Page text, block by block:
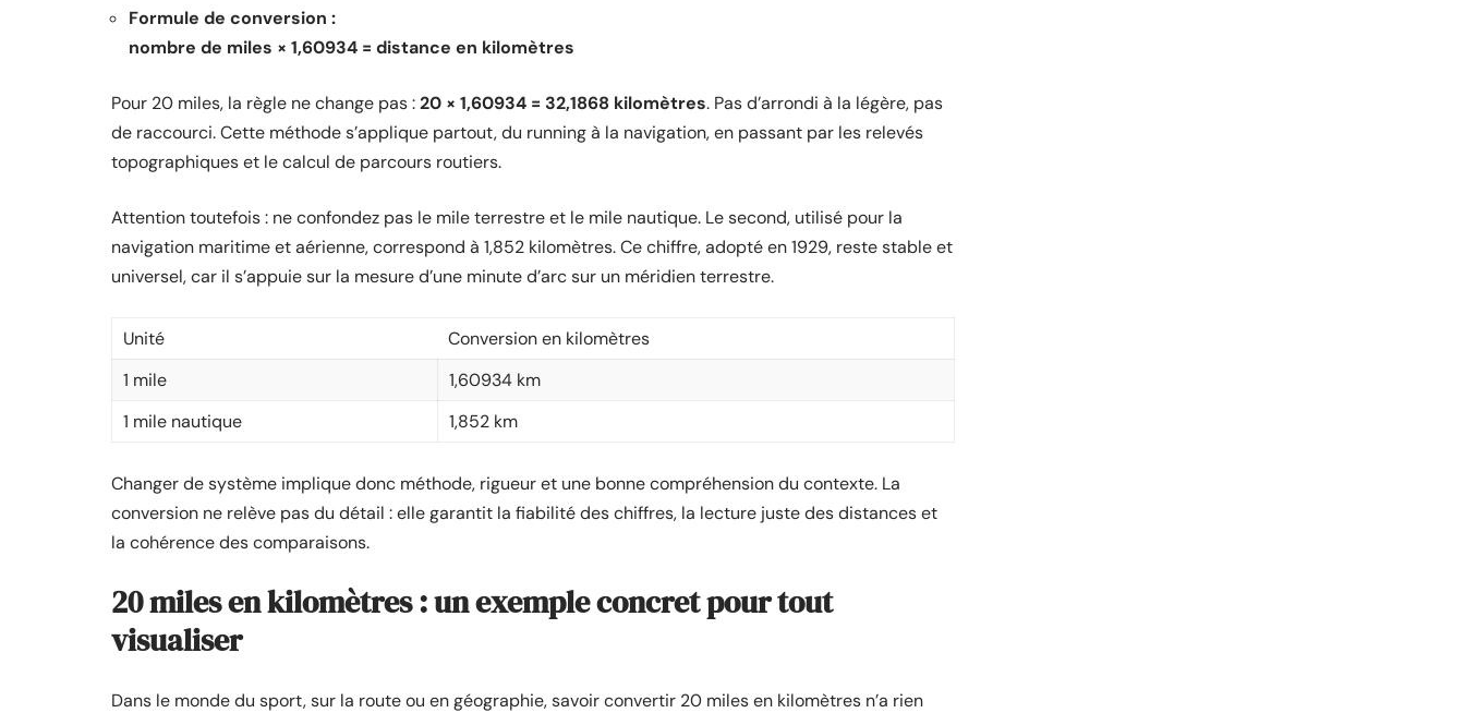
Formule de conversion :
nombre de miles × 1,60934 = distance en kilomètres
Pour 20 miles, la règle ne change pas :20 × 1,60934 = 32,1868 kilomètres. Pas d’arrondi à la légère, pas
de raccourci. Cette méthode s’applique partout, du running à la navigation, en passant par les relevés
topographiques et le calcul de parcours routiers.
Attention toutefois : ne confondez pas le mile terrestre et le mile nautique. Le second, utilisé pour la
navigation maritime et aérienne, correspond à 1,852 kilomètres. Ce chiffre, adopté en 1929, reste stable et
universel, car il s’appuie sur la mesure d’une minute d’arc sur un méridien terrestre.
Unité
Conversion en kilomètres
1 mile
1,60934 km
1 mile nautique
1,852 km
Changer de système implique donc méthode, rigueur et une bonne compréhension du contexte. La
conversion ne relève pas du détail : elle garantit la fiabilité des chiffres, la lecture juste des distances et
la cohérence des comparaisons.
20 miles en kilomètres : un exemple concret pour tout
visualiser
Dans le monde du sport, sur la route ou en géographie, savoir convertir 20 miles en kilomètres n’a rien